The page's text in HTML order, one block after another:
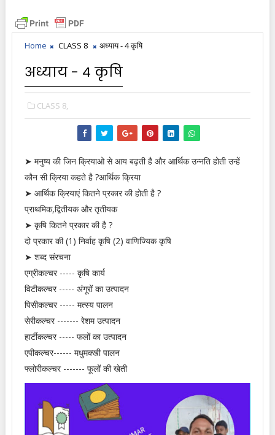
Home CLASS 8 अध्याय - 4 कृषि
अध्याय - 4 कृषि
CLASS 8,
➤ मनुष्य की जिन क्रियाओ से आय बढ़ती है और आर्थिक उन्नति होती उन्हें
कौन सी क्रिया कहते है ?आर्थिक क्रिया
➤ आर्थिक क्रियाएं कितने प्रकार की होती है ?
प्राथमिक,द्वितीयक और तृतीयक
➤ कृषि कितने प्रकार की है ?
दो प्रकार की (1) निर्वाह कृषि (2) वाणिज्यिक कृषि
➤ शब्द संरचना
एग्रीकल्चर ----- कृषि कार्य
विटीकल्चर ----- अंगूरों का उत्पादन
पिसीकल्चर ----- मत्स्य पालन
सेरीकल्चर ------- रेशम उत्पादन
हार्टीकल्चर ----- फलों का उत्पादन
एपीकल्चर------ मधुमक्खी पालन
फ्लोरीकल्चर ------- फूलों की खेती